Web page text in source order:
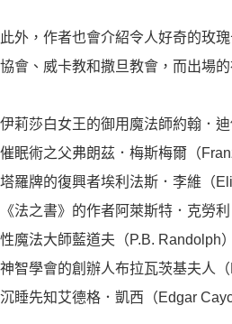
此外，作者也會介紹令人好奇的玫
協會、威卡教和撒旦教會，而出場的
伊莉莎白女王的御用魔法師約翰．迪
催眠術之父弗朗茲．梅斯梅爾（
塔羅牌的復興者埃利法斯．李維（
《法之書》的作者阿萊斯特．克勞
性魔法大師藍道夫（P.B. Randolph）
神智學會的創辦人布拉瓦茨基夫人（
沉睡先知艾德格．凱西（Edgar